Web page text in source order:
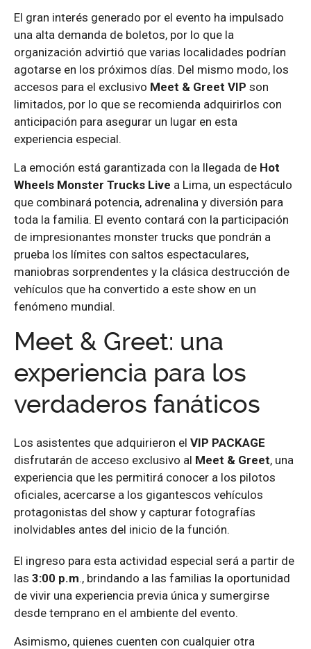
El gran interés generado por el evento ha impulsado
una alta demanda de boletos, por lo que la
organización advirtió que varias localidades podrían
agotarse en los próximos días. Del mismo modo, los
accesos para el exclusivo Meet & Greet VIP son
limitados, por lo que se recomienda adquirirlos con
anticipación para asegurar un lugar en esta
experiencia especial.
La emoción está garantizada con la llegada de Hot
Wheels Monster Trucks Live a Lima, un espectáculo
que combinará potencia, adrenalina y diversión para
toda la familia. El evento contará con la participación
de impresionantes monster trucks que pondrán a
prueba los límites con saltos espectaculares,
maniobras sorprendentes y la clásica destrucción de
vehículos que ha convertido a este show en un
fenómeno mundial.
Meet & Greet: una
experiencia para los
verdaderos fanáticos
Los asistentes que adquirieron el VIP PACKAGE
disfrutarán de acceso exclusivo al Meet & Greet, una
experiencia que les permitirá conocer a los pilotos
oficiales, acercarse a los gigantescos vehículos
protagonistas del show y capturar fotografías
inolvidables antes del inicio de la función.
El ingreso para esta actividad especial será a partir de
las 3:00 p.m., brindando a las familias la oportunidad
de vivir una experiencia previa única y sumergirse
desde temprano en el ambiente del evento.
Asimismo, quienes cuenten con cualquier otra